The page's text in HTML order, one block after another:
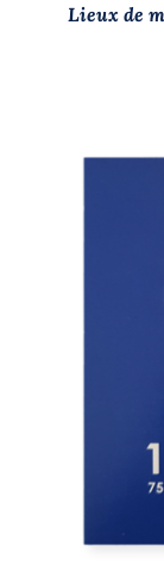
Lieux de